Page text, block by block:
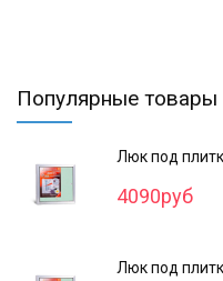
Популярные товары
Люк под
4090руб
Люк под